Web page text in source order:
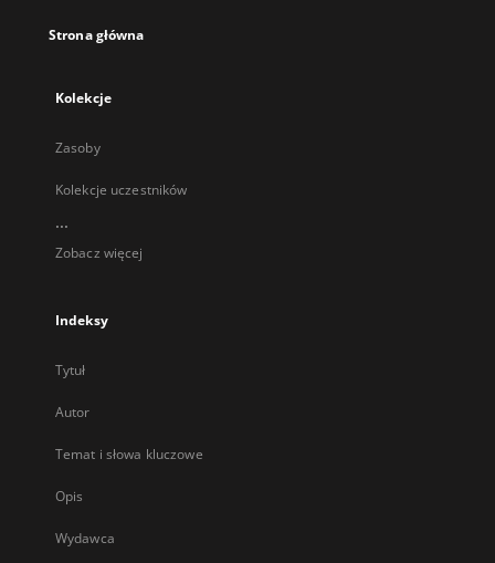
Strona główna
Kolekcje
Zasoby
Kolekcje uczestników
...
Zobacz więcej
Indeksy
Tytuł
Autor
Temat i słowa kluczowe
Opis
Wydawca